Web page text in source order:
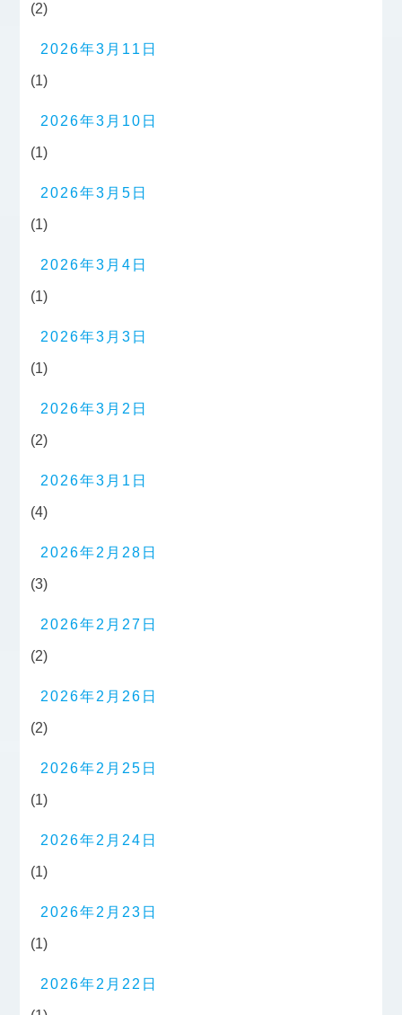
(2)
2026年3月11日
(1)
2026年3月10日
(1)
2026年3月5日
(1)
2026年3月4日
(1)
2026年3月3日
(1)
2026年3月2日
(2)
2026年3月1日
(4)
2026年2月28日
(3)
2026年2月27日
(2)
2026年2月26日
(2)
2026年2月25日
(1)
2026年2月24日
(1)
2026年2月23日
(1)
2026年2月22日